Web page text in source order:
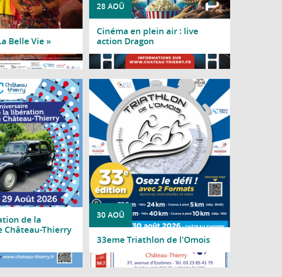
Belle Vie »
28 AOÛ
Cinéma en plein air : live
action Dragon
Lire la suite
de la
Château-Thierry
Thierry vous convie à
patriotique le 29 août
le 82e anniversaire de
Thierry en 1944.
30 AOÛ
33eme Triathlon de l'Omois
Rendez-vous mythique, historique et
dynamique de Château-Thierry, le Triathlon
de l'Omois se déroulera le 30 août 2026 !
Lire la suite